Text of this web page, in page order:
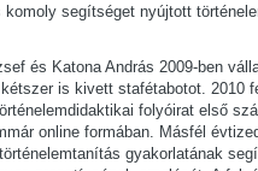
segítséget nyújtott
és Katona András 2009-ben
is kivett stafétabotot. 2010
folyóirat első
online formában. Másfél
gyakorlatának